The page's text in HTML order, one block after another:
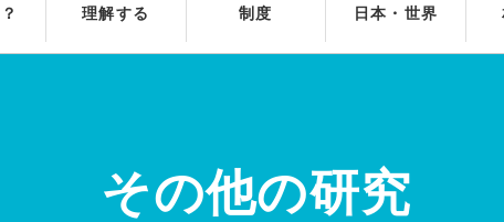
理解する 制度 日本・世界
その他の研究